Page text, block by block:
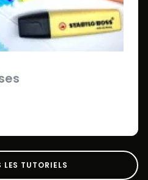
TUTORIELS